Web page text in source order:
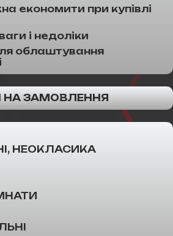
економити при купівлі
і недоліки
облаштування
НА ЗАМОВЛЕННЯ
НЕОКЛАСИКА